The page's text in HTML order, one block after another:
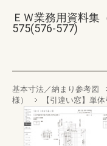
ＥＷ業務用資料集
575(576-577)
基本寸法／納まり参考図
様）
【引違い窓】単